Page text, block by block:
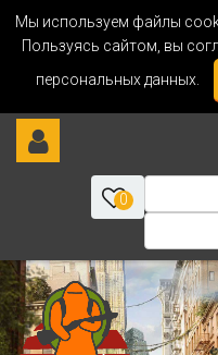
Мы используем файлы
Пользуясь сайтом, вы
персональных данных.
0